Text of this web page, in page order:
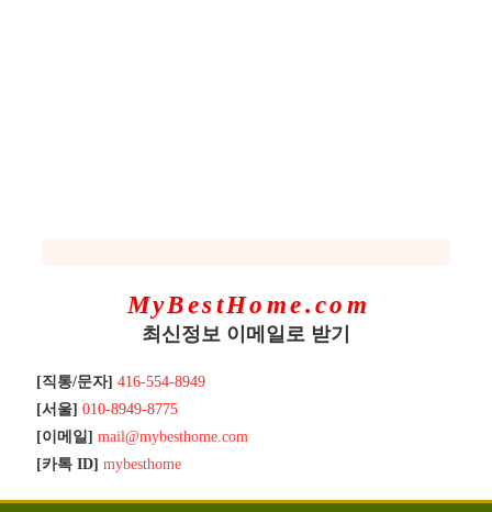
MyBestHome.com
최신정보 이메일로 받기
[직통/문자] 416-554-8949
[서울] 010-8949-8775
[이메일] mail@mybesthome.com
[카톡 ID] mybesthome